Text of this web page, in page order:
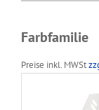
Farbfamilie
Preise inkl. MWSt